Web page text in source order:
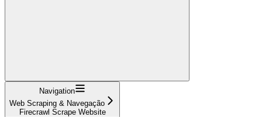
Navigation
Web Scraping & Navegação
Firecrawl Scrape Website